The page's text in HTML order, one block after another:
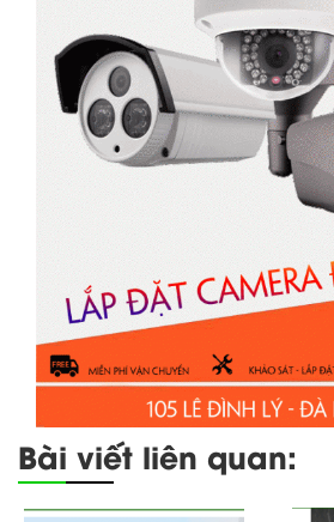
Bài viết liên quan: